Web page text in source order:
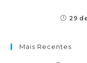
29
Mais Recentes